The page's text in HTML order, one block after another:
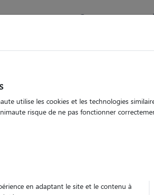
Comment ça
chez le Pet Sitter
utilise les cookies et les technologies
risque de ne pas fonctionner
en adaptant le site et le contenu à